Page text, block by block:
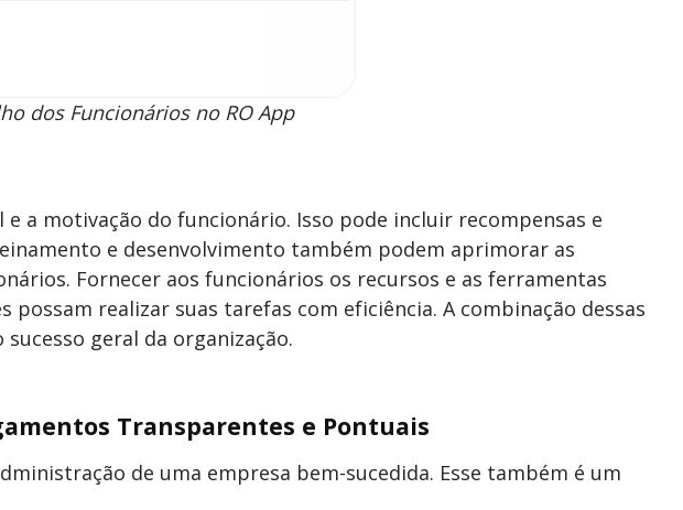
dos Funcionários no RO App
a motivação do funcionário. Isso pode incluir recompensas e
e desenvolvimento também podem aprimorar as
Fornecer aos funcionários os recursos e as ferramentas
realizar suas tarefas com eficiência. A combinação dessas
geral da organização.
Transparentes e Pontuais
de uma empresa bem-sucedida. Esse também é um